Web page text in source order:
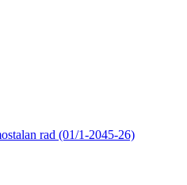
rad (01/1-2045-26)